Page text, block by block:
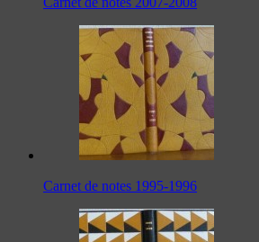
Carnet de notes 1995-1996